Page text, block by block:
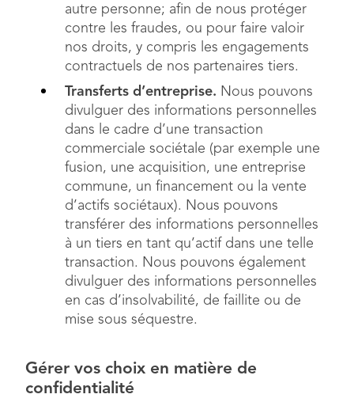
autre personne; afin de nous protéger
contre les fraudes, ou pour faire valoir
nos droits, y compris les engagements
contractuels de nos partenaires tiers.
Transferts d’entreprise. Nous pouvons
divulguer des informations personnelles
dans le cadre d’une transaction
commerciale sociétale (par exemple une
fusion, une acquisition, une entreprise
commune, un financement ou la vente
d’actifs sociétaux). Nous pouvons
transférer des informations personnelles
à un tiers en tant qu’actif dans une telle
transaction. Nous pouvons également
divulguer des informations personnelles
en cas d’insolvabilité, de faillite ou de
mise sous séquestre.
Gérer vos choix en matière de
confidentialité